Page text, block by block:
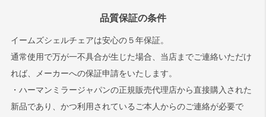
品質保証の条件
イームズシェルチェアは安心の５年保証。
通常使用で万が一不具合が生じた場合、当店までご連絡いただけ
れば、メーカーへの保証申請をいたします。
・ハーマンミラージャパンの正規販売代理店から直接購入された
新品であり、かつ利用されているご本人からのご連絡が必要で